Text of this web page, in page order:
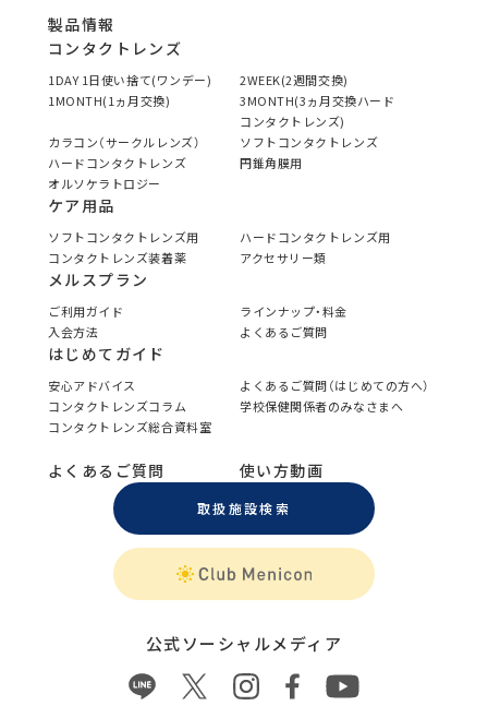
製品情報
コンタクトレンズ
1DAY 1日使い捨て(ワンデー)
2WEEK(2週間交換)
1MONTH(1ヵ月交換)
3MONTH(3ヵ月交換ハード
コンタクトレンズ)
カラコン（サークルレンズ）
ソフトコンタクトレンズ
ハードコンタクトレンズ
円錐角膜用
オルソケラトロジー
ケア用品
ソフトコンタクトレンズ用
ハードコンタクトレンズ用
コンタクトレンズ装着薬
アクセサリー類
メルスプラン
ご利用ガイド
ラインナップ・料金
入会方法
よくあるご質問
はじめてガイド
安心アドバイス
よくあるご質問（はじめての方へ）
コンタクトレンズコラム
学校保健関係者のみなさまへ
コンタクトレンズ総合資料室
よくあるご質問 使い方動画
取扱施設検索
公式ソーシャルメディア